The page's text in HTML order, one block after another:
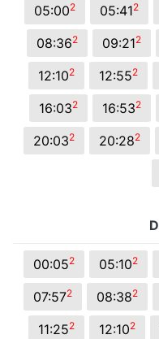
05:002 05:412
08:362 09:212
12:102 12:552
16:032 16:532
20:032 20:282
00:052 05:102
07:572 08:382
11:252 12:102